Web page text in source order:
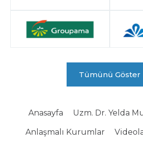
Tümünü Göster
Anasayfa Uzm. Dr. Yelda
Anlaşmalı Kurumlar